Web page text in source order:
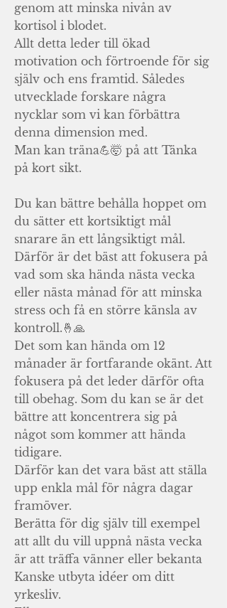
genom att minska nivån av
kortisol i blodet.
Allt detta leder till ökad
motivation och förtroende för sig
själv och ens framtid. Således
utvecklade forskare några
nycklar som vi kan förbättra
denna dimension med.
Man kan träna💪🤯 på att Tänka
på kort sikt.
Du kan bättre behålla hoppet om
du sätter ett kortsiktigt mål
snarare än ett långsiktigt mål.
Därför är det bäst att fokusera på
vad som ska hända nästa vecka
eller nästa månad för att minska
stress och få en större känsla av
kontroll.🤞🙏
Det som kan hända om 12
månader är fortfarande okänt. Att
fokusera på det leder därför ofta
till obehag. Som du kan se är det
bättre att koncentrera sig på
något som kommer att hända
tidigare.
Därför kan det vara bäst att ställa
upp enkla mål för några dagar
framöver.
Berätta för dig själv till exempel
att allt du vill uppnå nästa vecka
är att träffa vänner eller bekanta
Kanske utbyta idéer om ditt
yrkesliv.